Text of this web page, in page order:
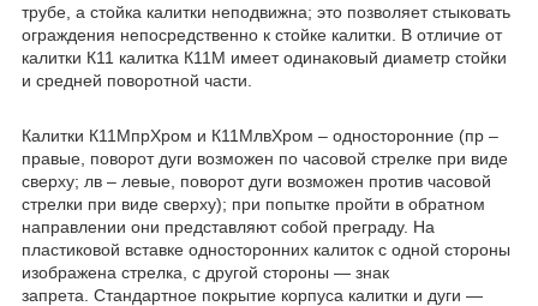
трубе, а стойка калитки неподвижна; это позволяет стыковать
ограждения непосредственно к стойке калитки. В отличие от
калитки К11 калитка К11М имеет одинаковый диаметр стойки
и средней поворотной части.
Калитки К11МпрХром и К11МлвХром – односторонние (пр –
правые, поворот дуги возможен по часовой стрелке при виде
сверху; лв – левые, поворот дуги возможен против часовой
стрелки при виде сверху); при попытке пройти в обратном
направлении они представляют собой преграду. На
пластиковой вставке односторонних калиток с одной стороны
изображена стрелка, с другой стороны ― знак
запрета. Стандартное покрытие корпуса калитки и дуги ―